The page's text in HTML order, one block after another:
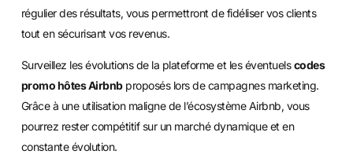
régulier des résultats, vous permettront de fidéliser vos clients
tout en sécurisant vos revenus.
Surveillez les évolutions de la plateforme et les éventuelscodes
promo hôtes Airbnbproposés lors de campagnes marketing.
Grâce à une utilisation maligne de l’écosystème Airbnb, vous
pourrez rester compétitif sur un marché dynamique et en
constante évolution.